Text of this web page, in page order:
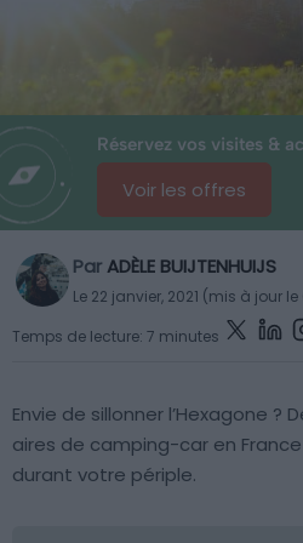
Réservez vos visites &
Voir les offres
ParADÈLE BUIJTENHUIJS
Le 22 janvier, 2021 (mis à jour
Temps de lecture: 7 minutes
Envie de sillonner l’Hexagone ?
aires de camping-car en
durant votre périple.